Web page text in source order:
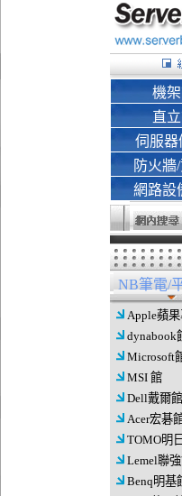
機
直
伺服器
防火牆
網路設
NB筆電/
Apple蘋
dynabook
Microsoft
MSI 館
Dell戴爾館
Acer宏碁
TOMO明
Lemel聯
Benq明基